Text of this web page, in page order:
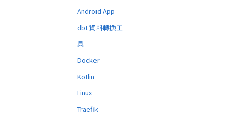
Android App
dbt 資料轉換工
具
Docker
Kotlin
Linux
Traefik